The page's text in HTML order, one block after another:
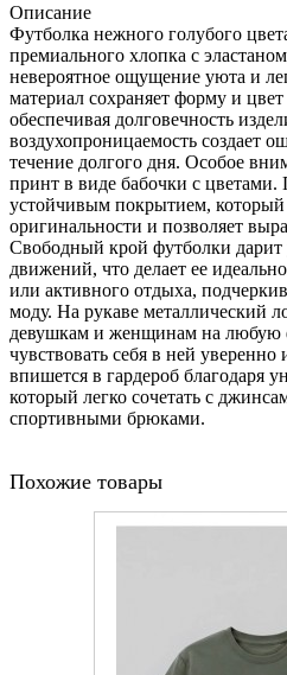
Описание
Футболка нежного голубого
премиального хлопка с
невероятное ощущение уюта и
материал сохраняет форму и
обеспечивая долговечность
воздухопроницаемость создает
течение долгого дня. Особое
принт в виде бабочки с
устойчивым покрытием, который
оригинальности и позволяет
Свободный крой футболки дарит
движений, что делает ее
или активного отдыха,
моду. На рукаве металлический
девушкам и женщинам на любую
чувствовать себя в ней
впишется в гардероб благодаря
который легко сочетать с
спортивными брюками.
Похожие товары